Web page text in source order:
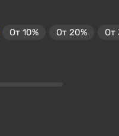
От 10% От 20% От